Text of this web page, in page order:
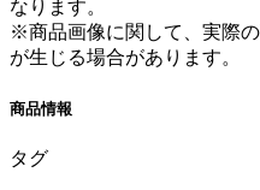
なります。
※商品画像に関して、実際
が生じる場合があります。
商品情報
タグ